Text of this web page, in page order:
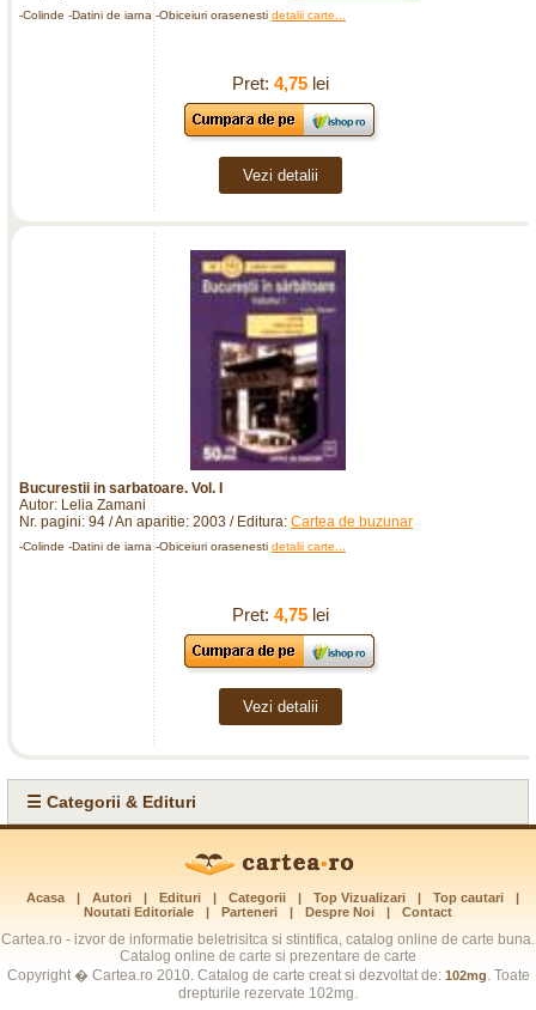
-Colinde -Datini de iarna -Obiceiuri orasenesti detalii carte...
Pret: 4,75lei
Vezi detalii
Bucurestii in sarbatoare. Vol. I
Autor: Lelia Zamani
Nr. pagini: 94 / An aparitie: 2003 / Editura: Cartea de buzunar
-Colinde -Datini de iarna -Obiceiuri orasenesti detalii carte...
Pret: 4,75lei
Vezi detalii
☰ Categorii & Edituri
Acasa Autori Edituri Categorii Top Vizualizari Top cautari
Noutati Editoriale
Parteneri Despre Noi Contact
Cartea.ro - izvor de informatie beletrisitca si stintifica, catalog online de carte buna.
Catalog online de carte si prezentare de carte
Copyright � Cartea.ro 2010. Catalog de carte creat si dezvoltat de: 102mg. Toate
drepturile rezervate 102mg.